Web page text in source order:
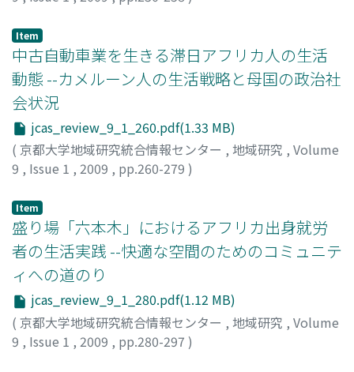
Item
中古自動車業を生きる滞日アフリカ人の生活
動態 --カメルーン人の生活戦略と母国の政治社
会状況
jcas_review_9_1_260.pdf(1.33 MB)
( 京都大学地域研究統合情報センター , 地域研究 , Volume
9 , Issue 1 , 2009 , pp.260-279 )
Item
盛り場「六本木」におけるアフリカ出身就労
者の生活実践 --快適な空間のためのコミュニテ
ィへの道のり
jcas_review_9_1_280.pdf(1.12 MB)
( 京都大学地域研究統合情報センター , 地域研究 , Volume
9 , Issue 1 , 2009 , pp.280-297 )